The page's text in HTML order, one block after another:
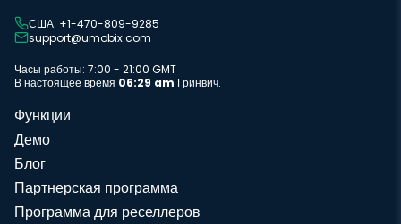
США: +1-470-809-9285
support@umobix.com
Часы работы: 7:00 - 21:00 GMT
В настоящее время 06:29 am Гринвич.
Функции
Демо
Блог
Партнерская программа
Программа для реселлеров